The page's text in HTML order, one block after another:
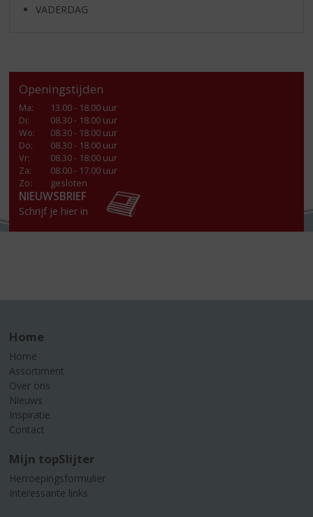
VADERDAG
Openingstijden
Ma:
13.00 - 18.00 uur
Di:
08.30 - 18.00 uur
Wo:
08.30 - 18.00 uur
Do:
08.30 - 18.00 uur
Vr:
08.30 - 18:00 uur
Za:
08.00 - 17.00 uur
Zo:
gesloten
NIEUWSBRIEF
Schrijf je hier in
Home
Home
Assortiment
Over ons
Nieuws
Inspiratie
Contact
Mijn topSlijter
Herroepingsformulier
Interessante links